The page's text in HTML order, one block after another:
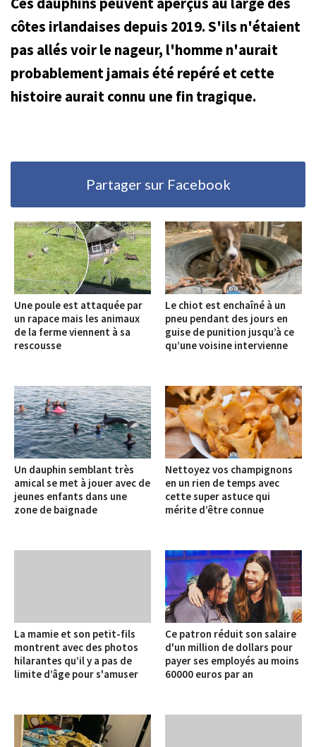
côtes irlandaises depuis 2019. S'ils n'étaient
pas allés voir le nageur, l'homme n'aurait
probablement jamais été repéré et cette
histoire aurait connu une fin tragique.
Partager sur Facebook
Une poule est attaquée par
un rapace mais les animaux
de la ferme viennent à sa
rescousse
Le chiot est enchaîné à un
pneu pendant des jours en
guise de punition jusqu’à ce
qu’une voisine intervienne
Un dauphin semblant très
amical se met à jouer avec de
jeunes enfants dans une
zone de baignade
Nettoyez vos champignons
en un rien de temps avec
cette super astuce qui
mérite d’être connue
La mamie et son petit-fils
montrent avec des photos
hilarantes qu’il y a pas de
limite d’âge pour s'amuser
Ce patron réduit son salaire
d'un million de dollars pour
payer ses employés au moins
60000 euros par an